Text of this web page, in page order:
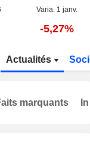
Varia. 1 janv.
-5,27%
Actualités
marquants